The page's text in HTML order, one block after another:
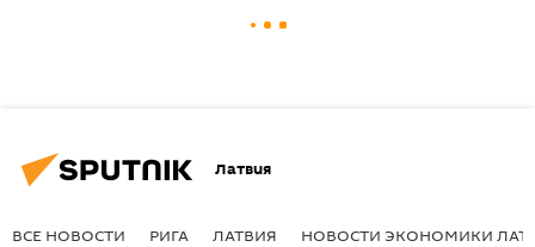
Латвия
ВСЕ НОВОСТИ РИГА ЛАТВИЯ НОВОСТИ ЭКОНОМИКИ